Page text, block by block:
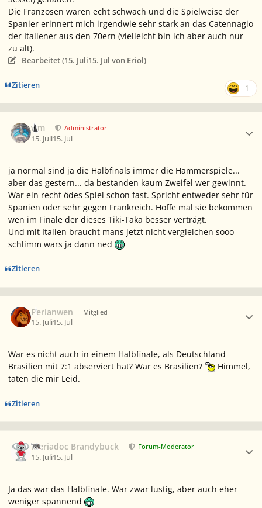
Die Franzosen waren echt schwach und die Spielweise der
Spanier erinnert mich irgendwie sehr stark an das Catennagio
der Italiener aus den 70ern (vielleicht bin ich aber auch nur
zu alt).
Bearbeitet (15. Juli15. Jul von Eriol)
Zitieren 1
wm Administrator
15. Juli15. Jul
ja normal sind ja die Halbfinals immer die Hammerspiele...
aber das gestern... da bestanden kaum Zweifel wer gewinnt.
War ein recht ödes Spiel schon fast. Spricht entweder sehr für
Spanien oder sehr gegen Frankreich. Hoffe mal sie bekommen
wen im Finale der dieses Tiki-Taka besser verträgt.
Und mit Italien braucht mans jetzt nicht vergleichen sooo
schlimm wars ja dann ned
Zitieren
Perianwen Mitglied
15. Juli15. Jul
War es nicht auch in einem Halbfinale, als Deutschland
Brasilien mit 7:1 abserviert hat? War es Brasilien?
Himmel,
taten die mir Leid.
Zitieren
Meriadoc Brandybuck Forum-Moderator
15. Juli15. Jul
Ja das war das Halbfinale. War zwar lustig, aber auch eher
weniger spannend